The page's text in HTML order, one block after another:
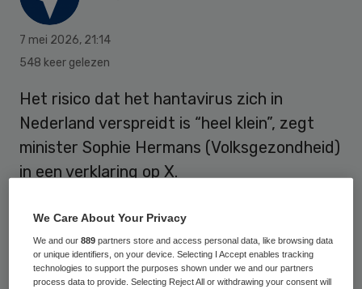
7 mei 2026, 21:14
548 keer gelezen
Het risico dat het hantavirus zich in
Nederland verspreidt is “heel klein”, zegt
minister Sophie Hermans (Volksgezondheid)
in een verklaring op X.
“Wij houden de situatie zorgvuldig in de
gaten”, verzekert de VVD-bewindsvrouw.
Dat gebeurt in samenwerking met
We Care About Your Privacy
We and our889 partners store and access personal data, like browsing data
or unique identifiers, on your device. Selecting I Accept enables tracking
technologies to support the purposes shown under we and our partners
process data to provide. Selecting Reject All or withdrawing your consent will